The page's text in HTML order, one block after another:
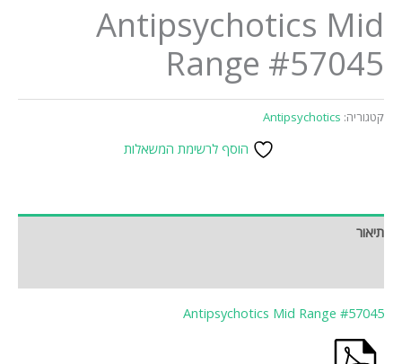
Antipsychotics Mid
Range #57045
קטגוריה: Antipsychotics
הוסף לרשימת המשאלות
תיאור
Antipsychotics Mid Range #57045